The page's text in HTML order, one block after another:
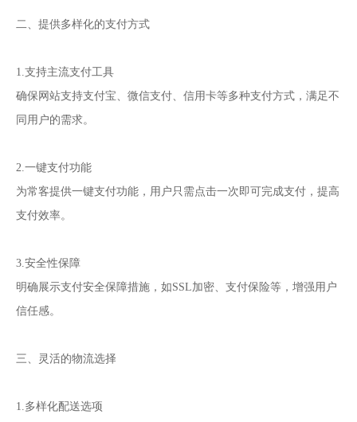
二、提供多样化的支付方式
1.支持主流支付工具
确保网站支持支付宝、微信支付、信用卡等多种支付方式，满足不
同用户的需求。
2.一键支付功能
为常客提供一键支付功能，用户只需点击一次即可完成支付，提高
支付效率。
3.安全性保障
明确展示支付安全保障措施，如SSL加密、支付保险等，增强用户
信任感。
三、灵活的物流选择
1.多样化配送选项